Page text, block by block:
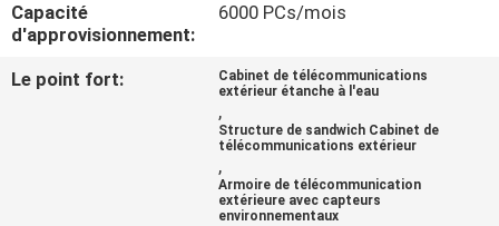
NOUVELLES
Capacité
d'approvisionnement:
6000 PCs/mois
Le point fort:
Cabinet de télécommunications
extérieur étanche à l'eau
,
Structure de sandwich Cabinet de
télécommunications extérieur
,
Armoire de télécommunication
extérieure avec capteurs
environnementaux